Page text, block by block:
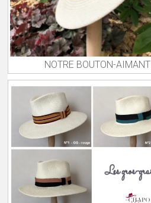
NOTRE BOUTON-AIMANT